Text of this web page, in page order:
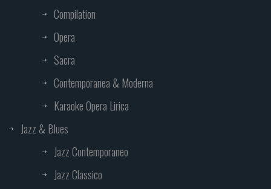
Compilation
Opera
Sacra
Contemporanea & Moderna
Karaoke Opera Lirica
Jazz & Blues
Jazz Contemporaneo
Jazz Classico